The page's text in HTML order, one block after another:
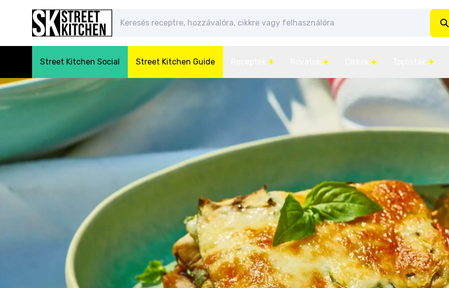
Street Kitchen Social Street Kitchen Guide